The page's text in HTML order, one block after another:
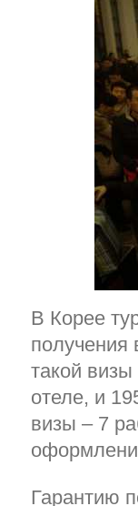
В Корее
получения
такой
отеле, и
визы – 7
Гарантию